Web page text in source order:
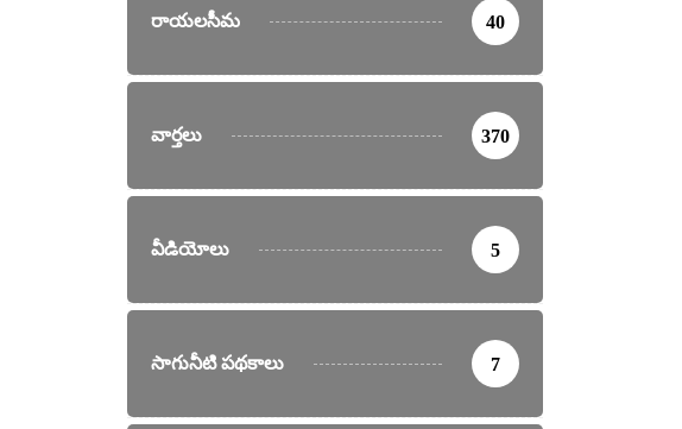
రాయలసీమ 40
వార్తలు 370
వీడియోలు 5
సాగునీటి పథకాలు 7